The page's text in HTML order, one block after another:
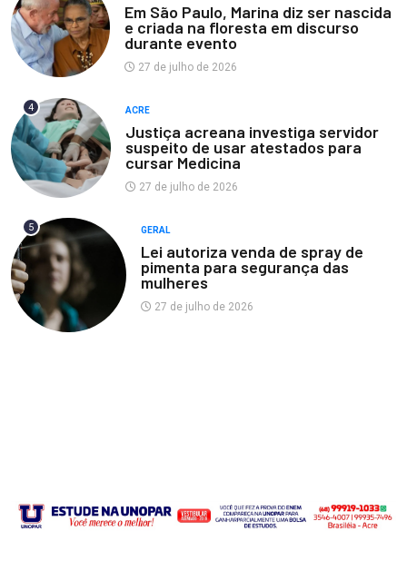
Em São Paulo, Marina diz ser nascida
e criada na floresta em discurso
durante evento
27 de julho de 2026
4 ACRE
Justiça acreana investiga servidor
suspeito de usar atestados para
cursar Medicina
27 de julho de 2026
5 GERAL
Lei autoriza venda de spray de
pimenta para segurança das
mulheres
27 de julho de 2026